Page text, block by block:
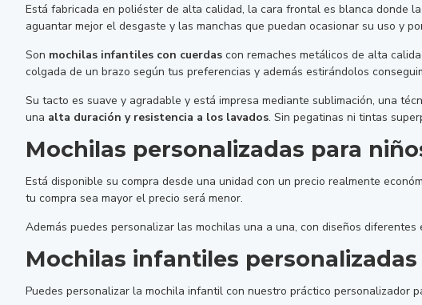
Está fabricada en poliéster de alta calidad, la cara frontal es blanca donde
aguantar mejor el desgaste y las manchas que puedan ocasionar su uso y
Son mochilas infantiles con cuerdas con remaches metálicos de alta
colgada de un brazo según tus preferencias y además estirándolos
Su tacto es suave y agradable y está impresa mediante sublimación, una
una alta duración y resistencia a los lavados. Sin pegatinas ni tintas
Mochilas personalizadas para
Está disponible su compra desde una unidad con un precio realmente
tu compra sea mayor el precio será menor.
Además puedes personalizar las mochilas una a una, con diseños
Mochilas infantiles
Puedes personalizar la mochila infantil con nuestro práctico